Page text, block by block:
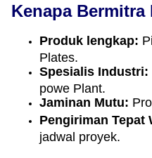
Kenapa Bermitra
Produk lengkap:
Plates.
Spesialis Industri:
powe Plant.
Jaminan Mutu:
Pengiriman Tepat
jadwal proyek.